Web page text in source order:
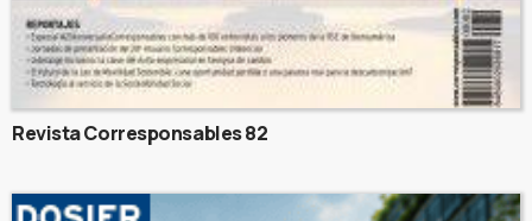
Revista Corresponsables 82